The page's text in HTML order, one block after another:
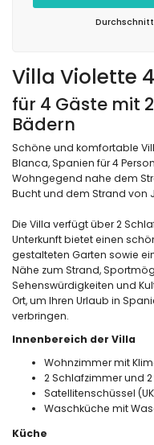
Villa Violette
für 4 Gäste mit
Bädern
Schöne und komfortable
Blanca, Spanien für 4
Wohngegend nahe dem
Bucht und dem Strand von
Die Villa verfügt über 2
Unterkunft bietet einen
gestalteten Garten sowie
Nähe zum Strand,
Sehenswürdigkeiten und
Ort, um Ihren Urlaub in
verbringen.
Innenbereich der Villa
Wohnzimmer mit
2 Schlafzimmer und
Satellitenschüssel
Waschküche mit
Küche